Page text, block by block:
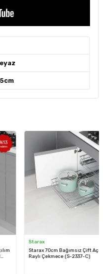
%13
İndirim
70cm Bağımsız Çift Açılım Gizli
Çekmece (S-2337-C)